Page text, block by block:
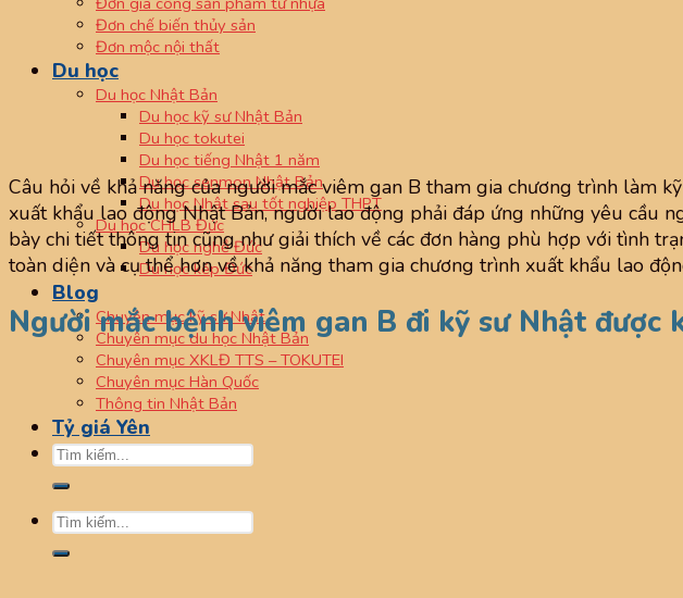
Đơn chế biến thủy sản
Đơn mộc nội thất
Du học
Du học Nhật Bản
Du học kỹ sư Nhật Bản
Du học tokutei
Du học tiếng Nhật 1 năm
Du học senmon Nhật Bản
Du học Nhật sau tốt nghiệp THPT
Du học CHLB Đức
Du học nghề Đức
Du học kép Đức
Blog
Chuyên mục kỹ sư Nhật
Chuyên mục du học Nhật Bản
Chuyên mục XKLĐ TTS – TOKUTEI
Chuyên mục Hàn Quốc
Thông tin Nhật Bản
Tỷ giá Yên
Câu hỏi về khả năng của người mắc viêm gan B tham gia chương trình làm
xuất khẩu lao động Nhật Bản, người lao động phải đáp ứng những yêu cầu
bày chi tiết thông tin cũng như giải thích về các đơn hàng phù hợp với tình
toàn diện và cụ thể hơn về khả năng tham gia chương trình xuất khẩu lao
Người mắc bệnh viêm gan B đi kỹ sư Nhật được